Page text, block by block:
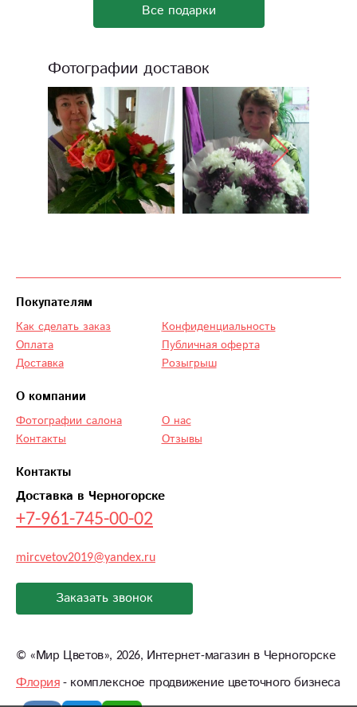
Все подарки
Фотографии доставок
Контакты
Доставка в Черногорске
+7-961-745-00-02
mircvetov2019@yandex.ru
Заказать звонок
Покупателям
Как сделать заказ
Оплата
Доставка
Конфиденциальность
Публичная оферта
Розыгрыш
О компании
Фотографии салона
Контакты
О нас
Отзывы
© «Мир Цветов», 2026, Интернет-магазин в Черногорске
Флория- комплексное продвижение цветочного бизнеса